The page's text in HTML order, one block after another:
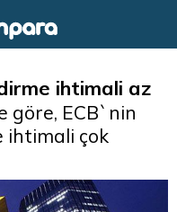
ihtimali az
göre, ECB`nin
ihtimali çok